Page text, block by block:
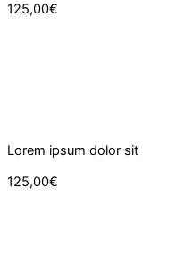
125,00€
Lorem ipsum dolor sit
125,00€